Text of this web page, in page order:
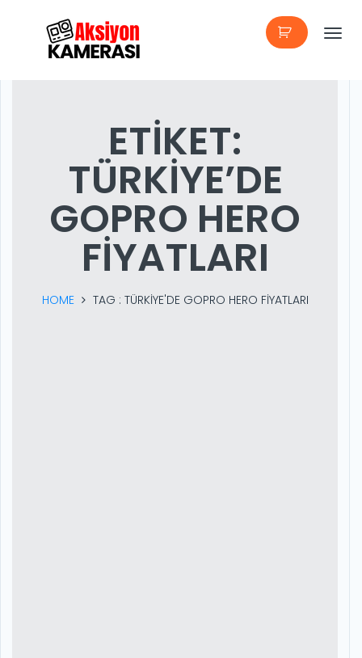
T
ETIKET:
TÜRKIYE’DE
GOPRO HERO
FIYATLARI
HOME TAG : TÜRKIYE'DE GOPRO HERO FIYATLARI